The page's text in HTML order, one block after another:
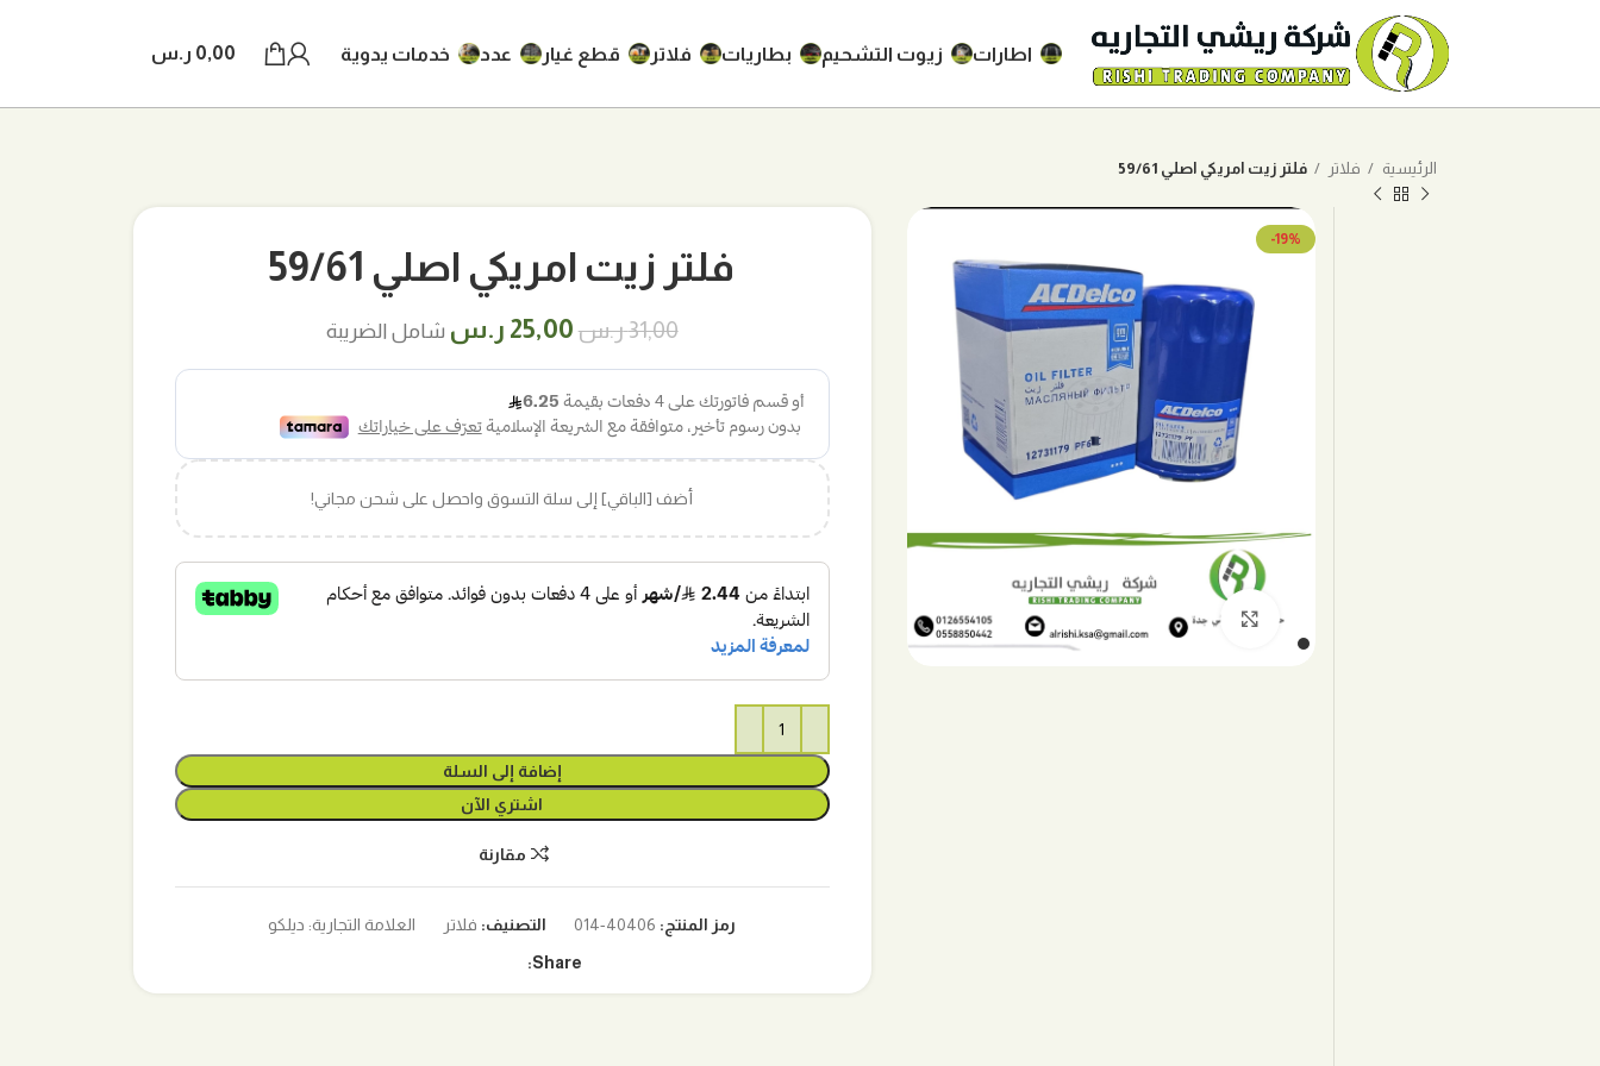
اطارات زيوت التشحيم بطاريات فلاتر قطع غيار عدد خدمات يدوية 0,00 ر.س
الرئيسية فلاتر فلتر زيت امريكي اصلي 59/61
-19%
اضغط للتكبير
فلتر زيت امريكي اصلي 59/61
31,00ر.س السعر
هو:
31,00 ر.س.
25,00 ر.س السعر
25,00 ر.س.
شامل الضريبة
أضف [الباقي] إلى سلة التسوق واحصل على شحن مجاني!
إضافة إلى السلة
اشتري الآن
مقارنة
رمز المنتج: 40406-014 التصنيف: فلاتر العلامة التجارية: ديلكو
Share: